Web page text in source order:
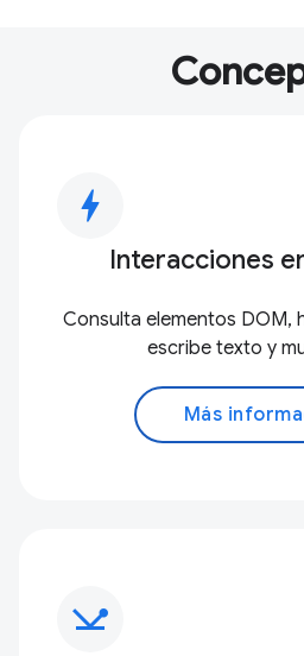
bolt
Interacciones
Consulta elementos DOM,
escribe texto y
Más
network_ping